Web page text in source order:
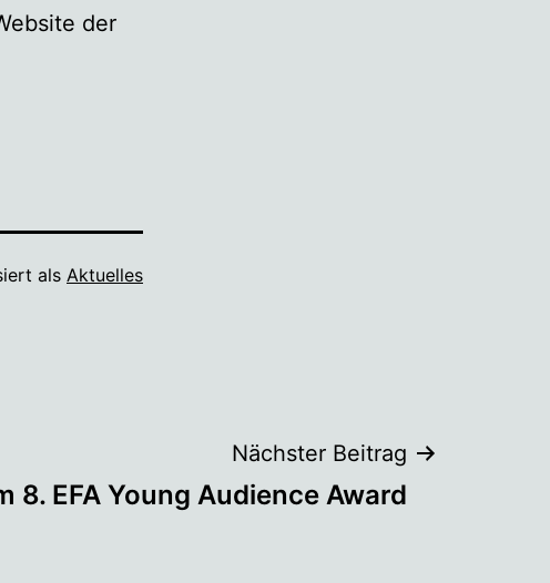
der
als Aktuelles
Nächster Beitrag
8. EFA Young Audience Award